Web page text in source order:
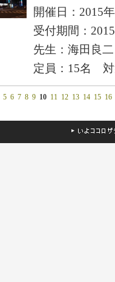
開催日：2015
受付期間：
先生：海田良
定員：15名 対
5 6 7 8 9 10 11 12 13 14 15 16